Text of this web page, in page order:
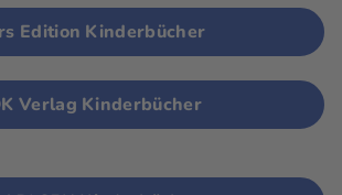
Edition Kinderbücher
Verlag Kinderbücher